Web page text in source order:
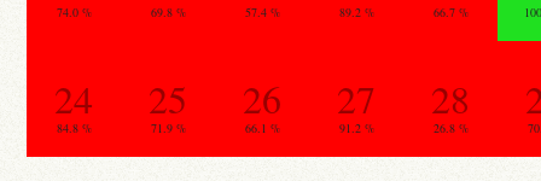
74.0 % 69.8 % 57.4 % 89.2 % 66.7 %
24
84.8 %
25
71.9 %
26
66.1 %
27
91.2 %
28
26.8 %